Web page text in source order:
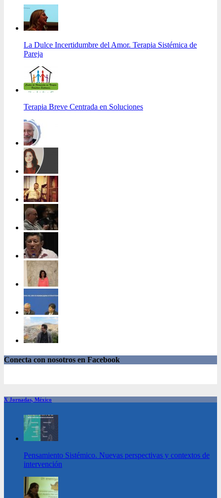
La Dulce Incertidumbre del Amor. Terapia Sistémica de
Pareja
Terapia Breve Centrada en Soluciones
Conecta con nosotros en Facebook
X Jornadas, México
Pensamiento Sistémico. Nuevas perspectivas y contextos de
intervención